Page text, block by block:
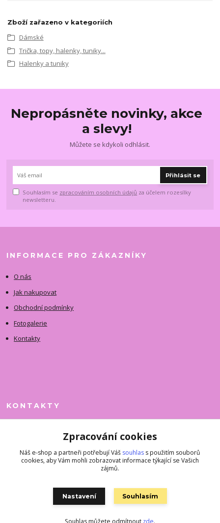
Zboží zařazeno v kategoriích
Dámské
Trička, topy, halenky, tuniky...
Halenky a tuniky
Nepropásněte novinky, akce
a slevy!
Můžete se kdykoli odhlásit.
Přihlásit se
Souhlasím se zpracováním osobních údajů za účelem rozesílky
newsletteru.
INFORMACE PRO ZÁKAZNÍKY
O nás
Jak nakupovat
Obchodní podmínky
Fotogalerie
Kontakty
KONTAKTY
+420 731 390 323
superkousky@jetovmode.cz
Zpracování cookies
Náš e-shop a partneři potřebují Váš souhlas s použitím souborů
cookies, aby Vám mohli zobrazovat informace týkající se Vašich
zájmů.
Nastavení Souhlasím
Souhlas můžete odmítnout zde.